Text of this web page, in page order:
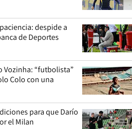
despide a
de Deportes
Vozinha: “futbolista”
Colo con una
para que Darío
el Milan